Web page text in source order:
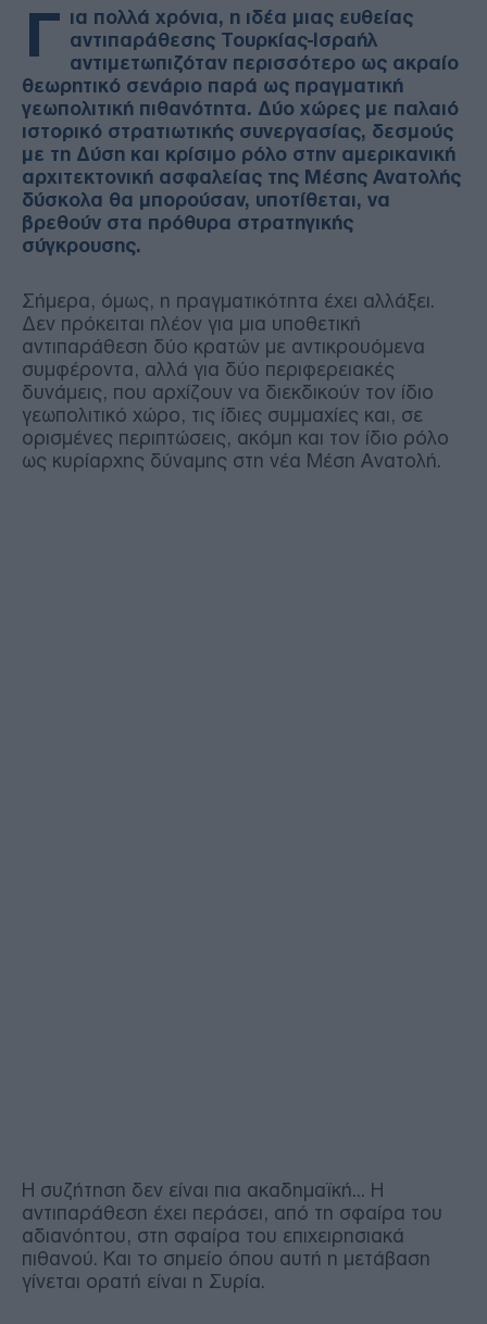
Γ ια πολλά χρόνια, η ιδέα μιας ευθείας
αντιπαράθεσης Τουρκίας-Ισραήλ
αντιμετωπιζόταν περισσότερο ως ακραίο
θεωρητικό σενάριο παρά ως πραγματική
γεωπολιτική πιθανότητα. Δύο χώρες με παλαιό
ιστορικό στρατιωτικής συνεργασίας, δεσμούς
με τη Δύση και κρίσιμο ρόλο στην αμερικανική
αρχιτεκτονική ασφαλείας της Μέσης Ανατολής
δύσκολα θα μπορούσαν, υποτίθεται, να
βρεθούν στα πρόθυρα στρατηγικής
σύγκρουσης.
Σήμερα, όμως, η πραγματικότητα έχει αλλάξει.
Δεν πρόκειται πλέον για μια υποθετική
αντιπαράθεση δύο κρατών με αντικρουόμενα
συμφέροντα, αλλά για δύο περιφερειακές
δυνάμεις, που αρχίζουν να διεκδικούν τον ίδιο
γεωπολιτικό χώρο, τις ίδιες συμμαχίες και, σε
ορισμένες περιπτώσεις, ακόμη και τον ίδιο ρόλο
ως κυρίαρχης δύναμης στη νέα Μέση Ανατολή.
Η συζήτηση δεν είναι πια ακαδημαϊκή... Η
αντιπαράθεση έχει περάσει, από τη σφαίρα του
αδιανόητου, στη σφαίρα του επιχειρησιακά
πιθανού. Και το σημείο όπου αυτή η μετάβαση
γίνεται ορατή είναι η Συρία.